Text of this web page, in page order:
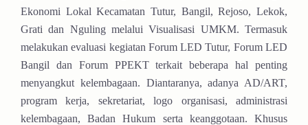
Ekonomi Lokal Kecamatan Tutur, Bangil, Rejoso, Lekok,
Grati dan Nguling melalui Visualisasi UMKM. Termasuk
melakukan evaluasi kegiatan Forum LED Tutur, Forum LED
Bangil dan Forum PPEKT terkait beberapa hal penting
menyangkut kelembagaan. Diantaranya, adanya AD/ART,
program kerja, sekretariat, logo organisasi, administrasi
kelembagaan, Badan Hukum serta keanggotaan. Khusus